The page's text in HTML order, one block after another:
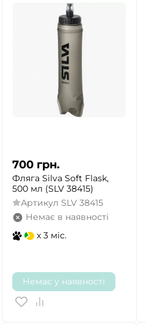
700 грн.
Фляга Silva Soft Flask,
500 мл (SLV 38415)
Артикул SLV 38415
Немає в наявності
x 3 міс.
Немає у наявності